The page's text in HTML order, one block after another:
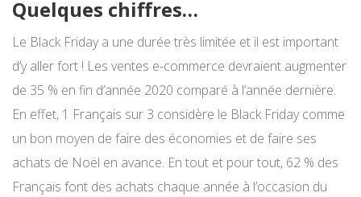
Quelques chiffres…
Le Black Friday a une durée très limitée et il est important
d’y aller fort ! Les ventes e-commerce devraient augmenter
de 35 % en fin d’année 2020 comparé à l’année dernière.
En effet, 1 Français sur 3 considère le Black Friday comme
un bon moyen de faire des économies et de faire ses
achats de Noël en avance. En tout et pour tout, 62 % des
Français font des achats chaque année à l’occasion du